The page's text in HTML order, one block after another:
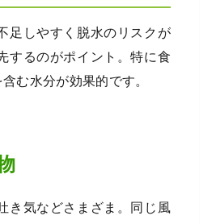
足しやすく脱水のリスクが
するのがポイント。特に食
む水分が効果的です。
き気などさまざま。同じ風